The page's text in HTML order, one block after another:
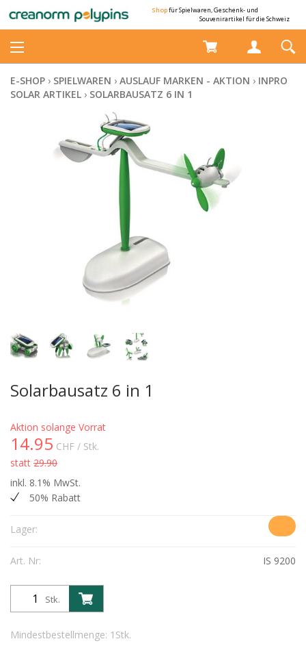
Shopfür Spielwaren, Geschenk- und
Souvenirartikel für die Schweiz
E-SHOP › SPIELWAREN › AUSLAUF MARKEN - AKTION › INPRO
SOLAR ARTIKEL › SOLARBAUSATZ 6 IN 1
Solarbausatz 6 in 1
Aktion solange Vorrat
14.95 CHF / Stk.
statt 29.90
inkl. 8.1% MwSt.
50% Rabatt
Lager:
Art. Nr: IS 9200
Stk.
Mindestbestellmenge: 1Stk.